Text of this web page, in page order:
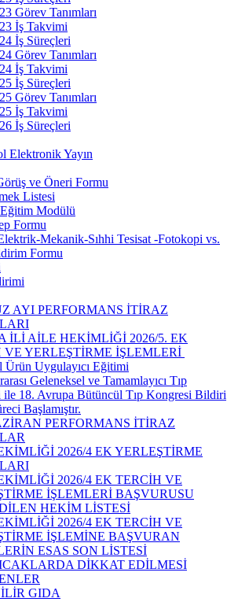
Görev Tanımları
İş Takvimi
İş Süreçleri
Görev Tanımları
İş Takvimi
İş Süreçleri
Görev Tanımları
İş Takvimi
İş Süreçleri
Elektronik Yayın
ve Öneri Formu
Listesi
Modülü
Formu
Mekanik-Sıhhi Tesisat -Fotokopi vs.
Formu
AYI PERFORMANS İTİRAZ
İLİ AİLE HEKİMLİĞİ 2026/5. EK
VE YERLEŞTİRME İŞLEMLERİ
Ürün Uygulayıcı Eğitimi
Geleneksel ve Tamamlayıcı Tıp
ile 18. Avrupa Bütüncül Tıp Kongresi Bildiri
Başlamıştır.
PERFORMANS İTİRAZ
2026/4 EK YERLEŞTİRME
2026/4 EK TERCİH VE
İŞLEMLERİ BAŞVURUSU
HEKİM LİSTESİ
2026/4 EK TERCİH VE
İŞLEMİNE BAŞVURAN
ESAS SON LİSTESİ
DİKKAT EDİLMESİ
GIDA